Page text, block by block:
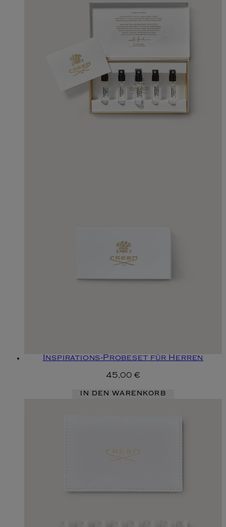
Inspirations-Probeset für Herren
45,00 €
IN DEN WARENKORB